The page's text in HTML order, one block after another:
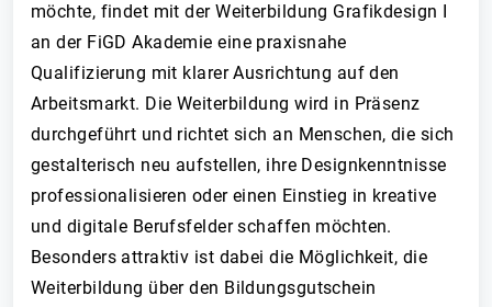
möchte, findet mit der Weiterbildung Grafikdesign I
an der FiGD Akademie eine praxisnahe
Qualifizierung mit klarer Ausrichtung auf den
Arbeitsmarkt. Die Weiterbildung wird in Präsenz
durchgeführt und richtet sich an Menschen, die sich
gestalterisch neu aufstellen, ihre Designkenntnisse
professionalisieren oder einen Einstieg in kreative
und digitale Berufsfelder schaffen möchten.
Besonders attraktiv ist dabei die Möglichkeit, die
Weiterbildung über den Bildungsgutschein